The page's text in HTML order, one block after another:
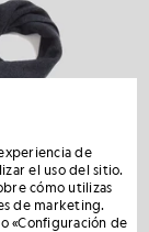
de
el uso del sitio.
cómo utilizas
de marketing.
«Configuración de